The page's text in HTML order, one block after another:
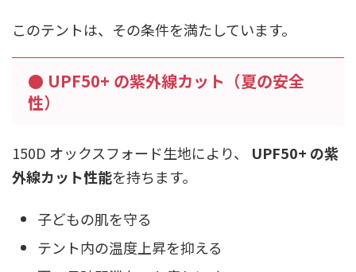
このテントは、その条件を満たしています。
● UPF50+ の紫外線カット（夏の安全
性）
150D オックスフォード生地により、 UPF50+ の紫
外線カット性能を持ちます。
子どもの肌を守る
テント内の温度上昇を抑える